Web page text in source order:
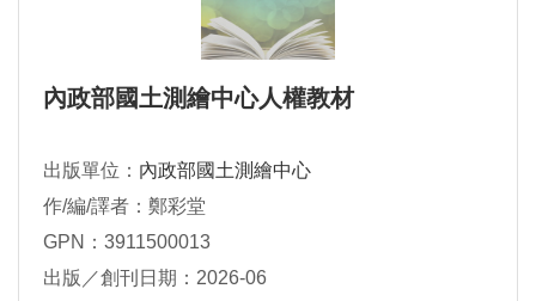
內政部國土測繪中心人權教材
出版單位： 內政部國土測繪中心
作/編/譯者：鄭彩堂
GPN：3911500013
出版／創刊日期：2026-06